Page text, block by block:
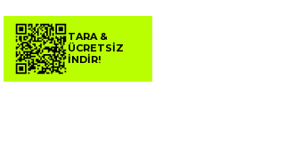
TARA &
ÜCRETSİZ
İNDİR!